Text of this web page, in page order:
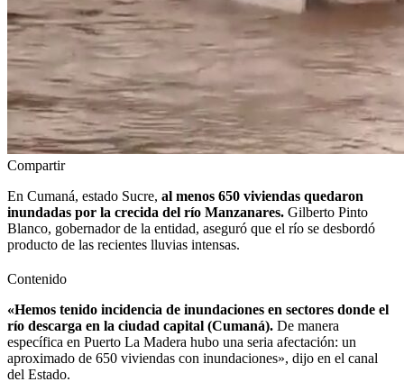
Compartir
En Cumaná, estado Sucre, al menos 650 viviendas quedaron
inundadas por la crecida del río Manzanares. Gilberto Pinto
Blanco, gobernador de la entidad, aseguró que el río se desbordó
producto de las recientes lluvias intensas.
Contenido
«Hemos tenido incidencia de inundaciones en sectores donde el
río descarga en la ciudad capital (Cumaná). De manera
específica en Puerto La Madera hubo una seria afectación: un
aproximado de 650 viviendas con inundaciones», dijo en el canal
del Estado.